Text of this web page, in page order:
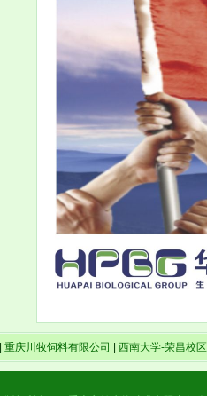
重庆川牧饲料有限公司 西南大学-荣昌校区